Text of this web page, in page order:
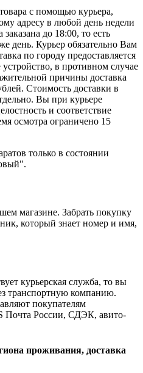
с помощью курьера,
адресу в любой день недели
до 18:00, то есть
день. Курьер обязательно Вам
по городу предоставляется
в противном случае
причины доставка
Стоимость доставки в
Вы при курьере
и соответствие
осмотра ограничено 15
только в состоянии
магазине. Забрать покупку
который знает номер и имя,
курьерская служба, то вы
транспортную компанию.
покупателям
Почта России, СДЭК, авито-
проживания, доставка